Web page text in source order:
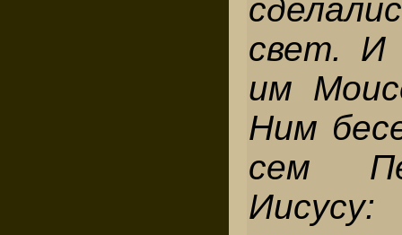
свет. И
им
Ним
сем